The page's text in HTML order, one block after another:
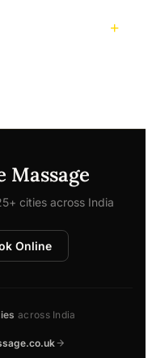
Massage
cities across India
Online
across India